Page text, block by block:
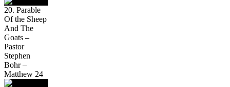
20. Parable
Of the Sheep
And The
Goats –
Pastor
Stephen
Bohr –
Matthew 24